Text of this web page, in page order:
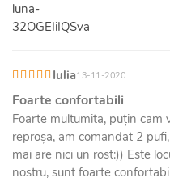
Iulia13-11-2020
Foarte confortabili
Foarte multumita, puțin cam
reproșa, am comandat 2
mai are nici un rost:)) Este
nostru, sunt foarte